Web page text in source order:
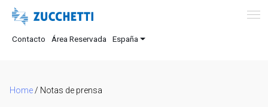
Contacto Área Reservada España
Home / Notas de prensa